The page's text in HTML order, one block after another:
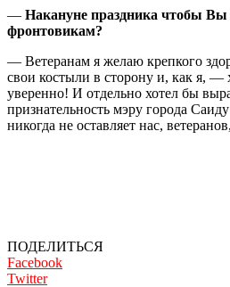
— Накануне праздника чтобы
фронтовикам?
— Ветеранам я желаю крепкого
свои костыли в сторону и, как я, —
уверенно! И отдельно хотел бы
признательность мэру города
никогда не оставляет нас,
ПОДЕЛИТЬСЯ
Facebook
Twitter